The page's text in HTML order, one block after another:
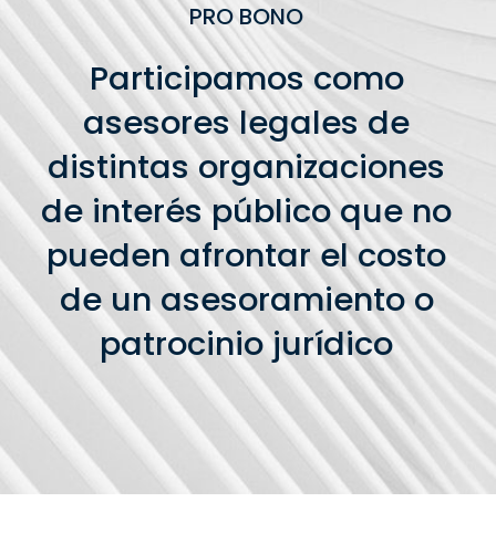
PRO BONO
Participamos como
asesores legales de
distintas organizaciones
de interés público que no
pueden afrontar el costo
de un asesoramiento o
patrocinio jurídico